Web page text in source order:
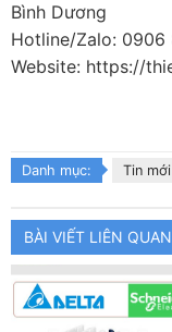
Bình Dương
Hotline/Zalo: 0906
Website: https://
Danh mục: Tin mới
BÀI VIẾT LIÊN QUAN